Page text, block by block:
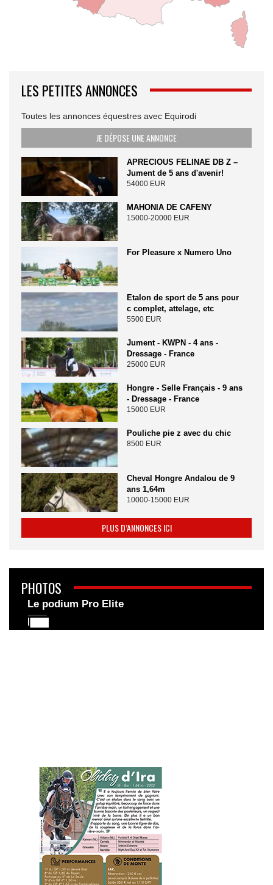
LES PETITES ANNONCES
Toutes les annonces équestres avec Equirodi
JE DÉPOSE UNE ANNONCE
APRECIOUS FELINAE DB Z –
Jument de 5 ans d'avenir!
54000 EUR
MAHONIA DE CAFENY
15000-20000 EUR
For Pleasure x Numero Uno
Etalon de sport de 5 ans pour
c complet, attelage, etc
5500 EUR
Jument - KWPN - 4 ans -
Dressage - France
25000 EUR
Hongre - Selle Français - 9 ans
- Dressage - France
15000 EUR
Pouliche pie z avec du chic
8500 EUR
Cheval Hongre Andalou de 9
ans 1,64m
10000-15000 EUR
PLUS D’ANNONCES ICI
PHOTOS
Le podium Pro Elite